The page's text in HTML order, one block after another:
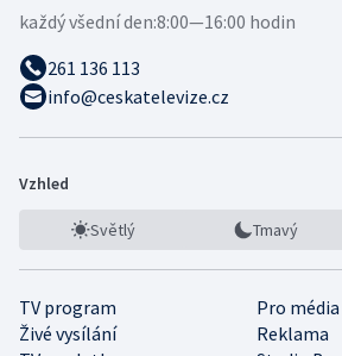
každý všední den:8:00—16:00 hodin
261 136 113
info@ceskatelevize.cz
Vzhled
Světlý Tmavý
TV program
Pro média
Živé vysílání
Reklama